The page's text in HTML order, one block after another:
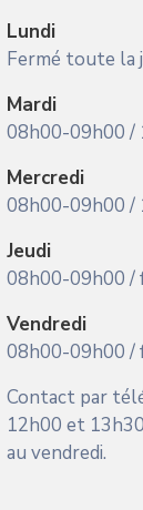
Lundi
Fermé toute la
Mardi
08h00-09h00 /
Mercredi
08h00-09h00 /
Jeudi
08h00-09h00 /
Vendredi
08h00-09h00 /
Contact par
12h00 et
au vendredi.